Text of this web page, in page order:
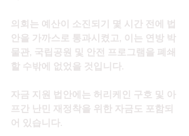
의회는 예산이 소진되기 몇 시간 전에 법
안을 가까스로 통과시켰고, 이는 연방 박
물관, 국립공원 및 안전 프로그램을 폐쇄
할 수밖에 없었을 것입니다.
자금 지원 법안에는 허리케인 구호 및 아
프간 난민 재정착을 위한 자금도 포함되
어 있습니다.